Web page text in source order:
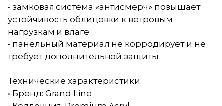
• замковая система «антисмерч» повышает
устойчивость облицовки к ветровым
нагрузкам и влаге
• панельный материал не корродирует и не
требует дополнительной защиты
Технические характеристики:
• Бренд: Grand Line